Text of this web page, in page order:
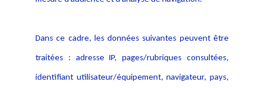
Dans ce cadre, les données suivantes peuvent être
traitées : adresse IP, pages/rubriques consultées,
identifiant utilisateur/équipement, navigateur, pays,